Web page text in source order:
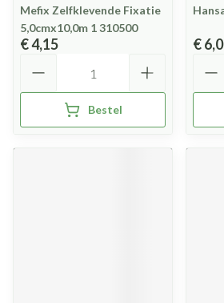
Mefix Zelfklevende Fixatie
5,0cmx10,0m 1 310500
€ 4,15
Bestel
€